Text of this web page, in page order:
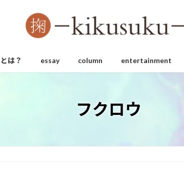
は？ essay column entertainment
フクロウ